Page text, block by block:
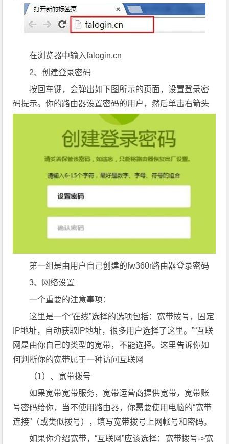
在浏览器中输入falogin.cn
2、创建登录密码
按回车键，会弹出如下图所示的页面，设置登录密
码提示。你的路由器设置密码的用户，然后单击右箭头
第一组是由用户自己创建的fw360r路由器登录密码
3、网络设置
一个重要的注意事项：
这里是一个“在线”选择的选项包括：宽带拨号，固定
IP地址，自动获取IP地址，很多用户选择了这里。”“互联
网是由你自己的类型的宽带，不能选择。这里告诉你如
何判断你的宽带属于一种访问互联网
（1）、宽带拨号
如果宽带宽带服务，宽带运营商提供宽带，宽带账
号密码给你，当不使用路由器，你需要使用电脑的“宽带
连接”（或类似拨号），填写宽带拨号上网帐号和密码。
如果你介绍宽带，“互联网”应该选择：宽带拨号->宽